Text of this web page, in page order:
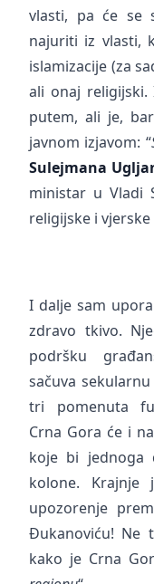
vlasti, pa će se
najuriti iz vlasti,
islamizacije (za
ali onaj
putem, ali je,
javnom izjavom: “
Sulejmana
ministar u Vladi
religijske i
I dalje sam
zdravo tkivo.
podršku
sačuva
tri pomenuta
Crna Gora će i
koje bi jednoga
kolone. Krajnje
upozorenje
Đukanoviću! Ne
kako je Crna